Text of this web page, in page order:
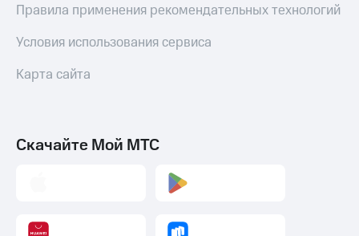
Правила применения рекомендательных технологий
Условия использования сервиса
Карта сайта
Скачайте Мой МТС